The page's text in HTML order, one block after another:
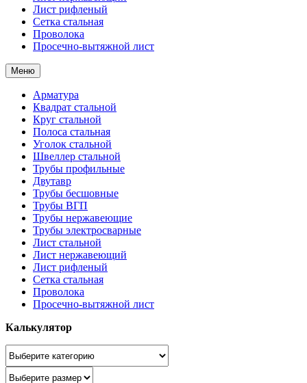
Лист рифленый
Сетка стальная
Проволока
Просечно-вытяжной лист
Меню
Арматура
Квадрат стальной
Круг стальной
Полоса стальная
Уголок стальной
Швеллер стальной
Трубы профильные
Двутавр
Трубы бесшовные
Трубы ВГП
Трубы нержавеющие
Трубы электросварные
Лист стальной
Лист нержавеющий
Лист рифленый
Сетка стальная
Проволока
Просечно-вытяжной лист
Калькулятор